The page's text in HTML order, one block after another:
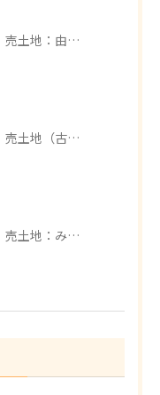
売土地：由良町中
売土地（古家有）：みなべ町芝
売土地：みなべ町埴田